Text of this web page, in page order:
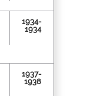
1934-
1934
1937-
1938